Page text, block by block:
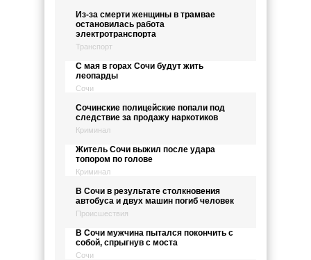
Из-за смерти женщины в трамвае
остановилась работа
электротранспорта
Транспорт
С мая в горах Сочи будут жить
леопарды
Сочи
Сочинские полицейские попали под
следствие за продажу наркотиков
Криминал
Житель Сочи выжил после удара
топором по голове
Криминал
В Сочи в результате столкновения
автобуса и двух машин погиб человек
Происшествия
В Сочи мужчина пытался покончить с
собой, спрыгнув с моста
Сочи